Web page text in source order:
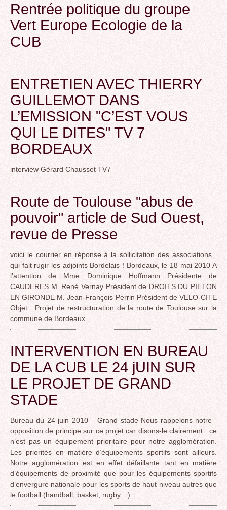
Rentrée politique du groupe
Vert Europe Ecologie de la
CUB
ENTRETIEN AVEC THIERRY
GUILLEMOT DANS
L’EMISSION "C’EST VOUS
QUI LE DITES" TV 7
BORDEAUX
interview Gérard Chausset TV7
Route de Toulouse "abus de
pouvoir" article de Sud Ouest,
revue de Presse
voici le courrier en réponse à la sollicitation des associations
qui fait rugir les adjoints Bordelais ! Bordeaux, le 18 mai 2010 A
l’attention de Mme Dominique Hoffmann Présidente de
CAUDERES M. René Vernay Président de DROITS DU PIETON
EN GIRONDE M. Jean-François Perrin Président de VELO-CITE
Objet : Projet de restructuration de la route de Toulouse sur la
commune de Bordeaux
INTERVENTION EN BUREAU
DE LA CUB LE 24 jUIN SUR
LE PROJET DE GRAND
STADE
Bureau du 24 juin 2010 – Grand stade Nous rappelons notre
opposition de principe sur ce projet car disons-le clairement : ce
n’est pas un équipement prioritaire pour notre agglomération.
Les priorités en matière d’équipements sportifs sont ailleurs.
Notre agglomération est en effet défaillante tant en matière
d’équipements de proximité que pour les équipements sportifs
d’envergure nationale pour les sports de haut niveau autres que
le football (handball, basket, rugby…).